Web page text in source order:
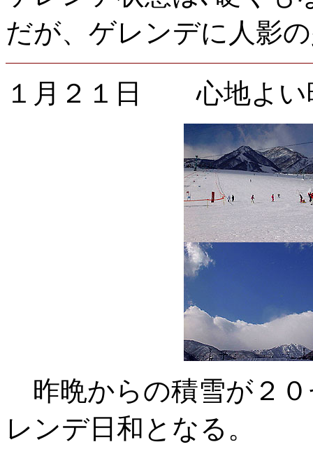
だが、ゲレンデに人影
１月２１日 心地よい
昨晩からの積雪が２
レンデ日和となる。